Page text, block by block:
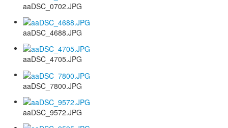
aaDSC_0702.JPG
aaDSC_4688.JPG
aaDSC_4705.JPG
aaDSC_7800.JPG
aaDSC_9572.JPG